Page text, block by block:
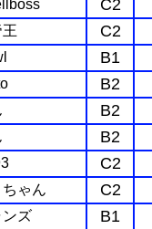
C2
C2
B1
B2
B2
B2
C2
ゃん
C2
ズ
B1